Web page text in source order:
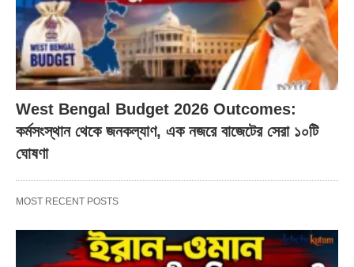
West Bengal Budget 2026 Outcomes:
কর্মসংস্থান থেকে জনকল্যাণ, এক নজরে বাজেটের সেরা ১০টি
ঘোষণা
MOST RECENT POSTS